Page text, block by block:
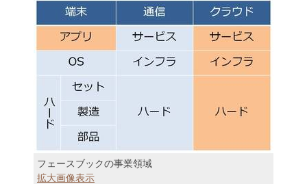
フェースブックの事業領域
拡大画像表示